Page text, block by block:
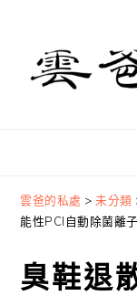
primary
navigation
content
primary
sidebar
雲爸的私處 >未分類
能性PCI自動除菌離子
臭鞋退